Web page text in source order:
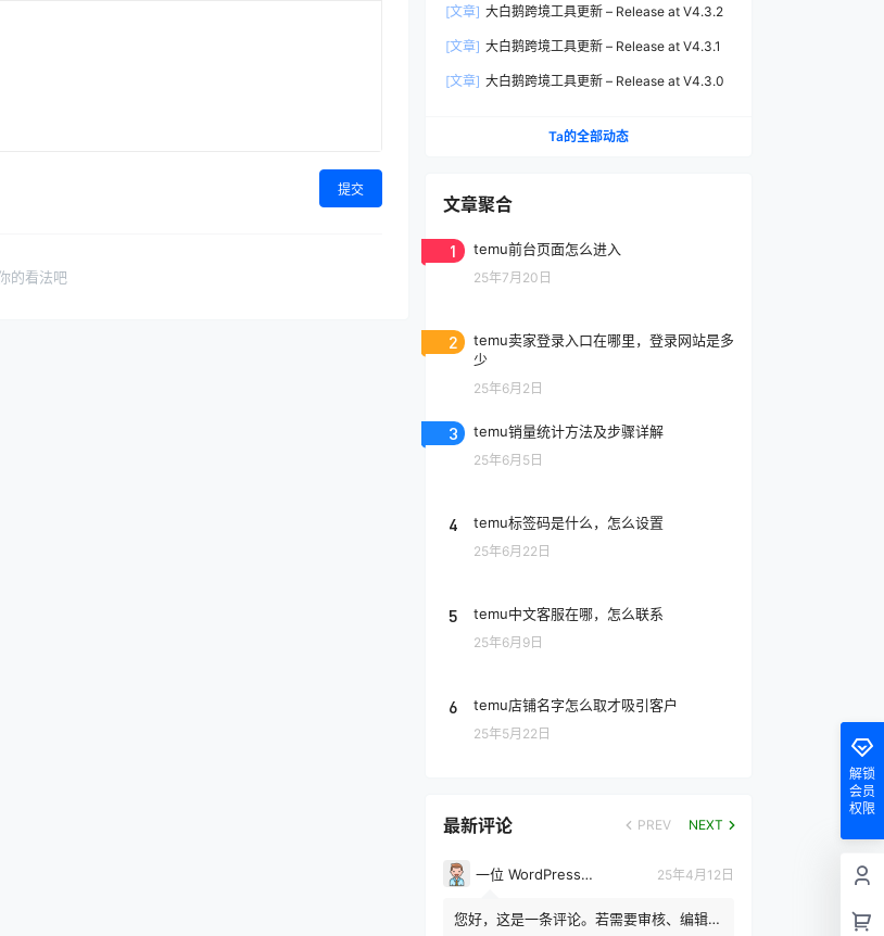
提交
的看法吧
[文章] 大白鹅跨境工具更新 – Release at V4.3.2
[文章] 大白鹅跨境工具更新 – Release at V4.3.1
[文章] 大白鹅跨境工具更新 – Release at V4.3.0
Ta的全部动态
文章聚合
1 temu前台页面怎么进入
25年7月20日
2
temu卖家登录入口在哪里，登录网站是多
少
25年6月2日
3 temu销量统计方法及步骤详解
25年6月5日
4 temu标签码是什么，怎么设置
25年6月22日
5 temu中文客服在哪，怎么联系
25年6月9日
6 temu店铺名字怎么取才吸引客户
25年5月22日
最新评论 PREV NEXT
一位 WordPress 评论者 25年4月12日
您好，这是一条评论。若需要审核、编辑或
解锁
会员
权限